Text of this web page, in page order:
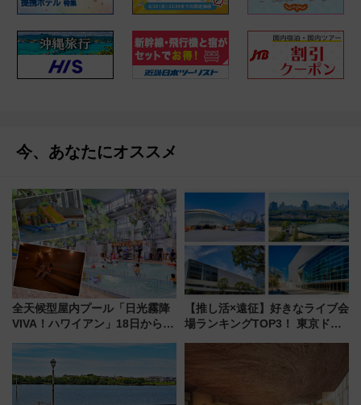
今、あなたにオススメ
全天候型屋内プール「日光霧降
VIVA！ハワイアン」18日から営
ァミリーから大人まで幅広い世
代が一日中楽しる夏のリゾート
を楽しんで
【推し活×遠征】好きなライブ会
場ランキングTOP3！ 東京ドー